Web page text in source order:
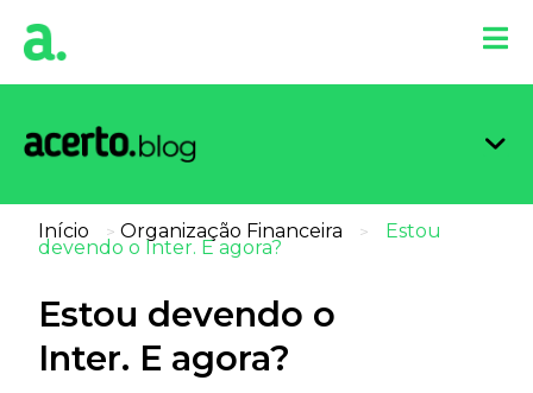
Início > Organização Financeira > Estou
devendo o Inter. E agora?
Estou devendo o
Inter. E agora?